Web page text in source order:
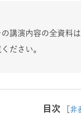
講演内容の全資料は
ださい。
目次 非